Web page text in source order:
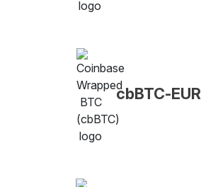
cbBTC-EUR